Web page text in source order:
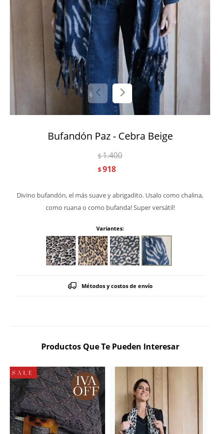
Bufandón Paz - Cebra Beige
$918
$1.400
Divino bufandón, el más suave y abrigadito. Usalo como chalina,
como ruana o como bufanda! Super versátil!
Variantes:
Métodos y costos de envío
Productos Que Te Pueden Interesar